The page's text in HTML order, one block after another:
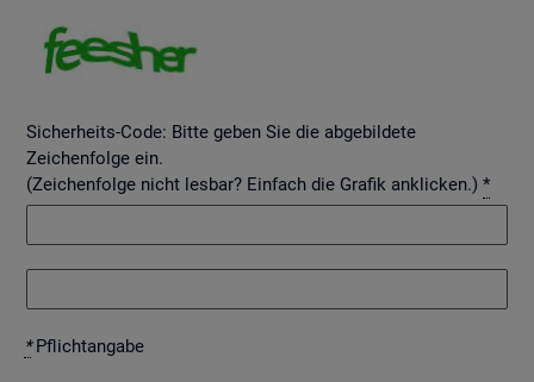
Sicherheits-Code: Bitte geben Sie die abgebildete
Zeichenfolge ein.
(Zeichenfolge nicht lesbar? Einfach die Grafik anklicken.) *
*Pflicht­an­ga­be